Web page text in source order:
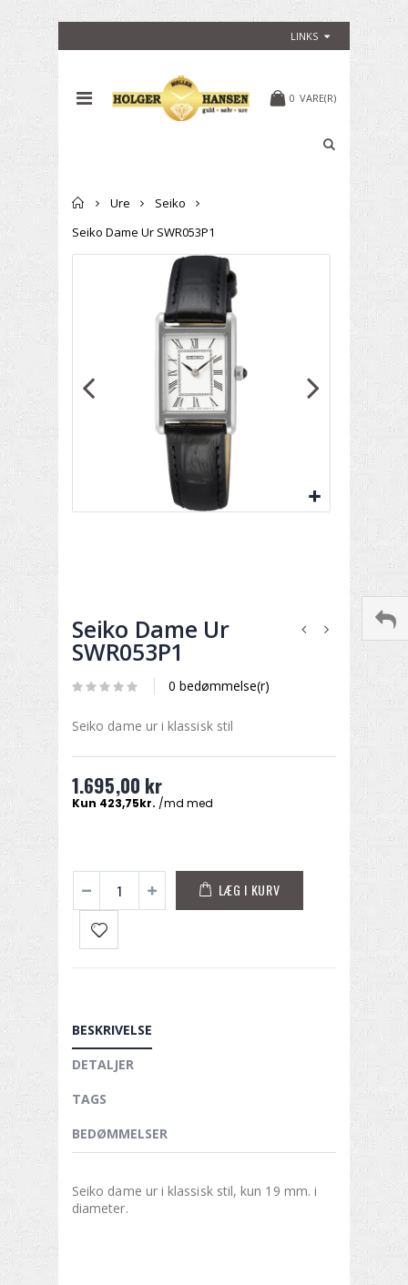
LINKS
0 VARE(R)
Forside
Ure
Seiko
Seiko Dame Ur SWR053P1
Seiko Dame Ur
SWR053P1
0 bedømmelse(r)
Seiko dame ur i klassisk stil
1.695,00 kr
LÆG I KURV
BESKRIVELSE
DETALJER
TAGS
BEDØMMELSER
Seiko dame ur i klassisk stil, kun 19 mm. i
diameter.